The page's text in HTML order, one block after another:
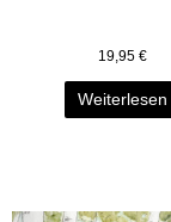
19,95 €
Weiterlesen